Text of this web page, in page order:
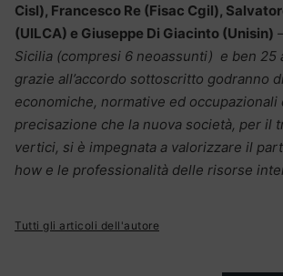
Cisl), Francesco Re (Fisac Cgil),
(UILCA) e Giuseppe Di Giacinto (Unisin)
Sicilia (compresi 6 neoassunti) e ben 25
grazie all’accordo sottoscritto godranno
economiche, normative ed occupazionali
precisazione che la nuova società, per il
vertici, si è impegnata a valorizzare il
how e le professionalità delle risorse
Tutti gli articoli dell'autore